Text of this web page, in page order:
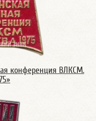
конференция ВЛКСМ.